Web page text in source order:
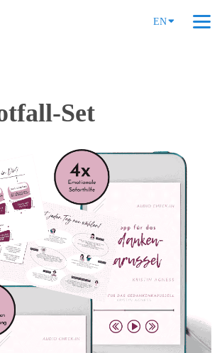
EN
Set